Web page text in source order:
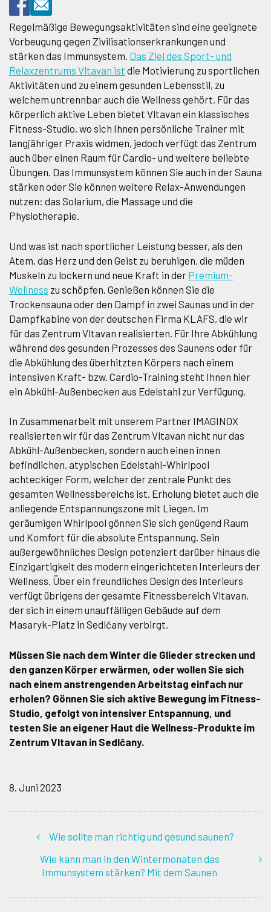
Regelmäßige Bewegungsaktivitäten sind eine geeignete
Vorbeugung gegen Zivilisationserkrankungen und
stärken das Immunsystem. Das Ziel des Sport- und
Relaxzentrums Vltavan ist die Motivierung zu sportlichen
Aktivitäten und zu einem gesunden Lebensstil, zu
welchem untrennbar auch die Wellness gehört. Für das
körperlich aktive Leben bietet Vltavan ein klassisches
Fitness-Studio, wo sich Ihnen persönliche Trainer mit
langjähriger Praxis widmen, jedoch verfügt das Zentrum
auch über einen Raum für Cardio- und weitere beliebte
Übungen. Das Immunsystem können Sie auch in der Sauna
stärken oder Sie können weitere Relax-Anwendungen
nutzen: das Solarium, die Massage und die
Physiotherapie.
Und was ist nach sportlicher Leistung besser, als den
Atem, das Herz und den Geist zu beruhigen, die müden
Muskeln zu lockern und neue Kraft in der Premium-
Wellness zu schöpfen. Genießen können Sie die
Trockensauna oder den Dampf in zwei Saunas und in der
Dampfkabine von der deutschen Firma KLAFS, die wir
für das Zentrum Vltavan realisierten. Für Ihre Abkühlung
während des gesunden Prozesses des Saunens oder für
die Abkühlung des überhitzten Körpers nach einem
intensiven Kraft- bzw. Cardio-Training steht Ihnen hier
ein Abkühl-Außenbecken aus Edelstahl zur Verfügung.
In Zusammenarbeit mit unserem Partner IMAGINOX
realisierten wir für das Zentrum Vltavan nicht nur das
Abkühl-Außenbecken, sondern auch einen innen
befindlichen, atypischen Edelstahl-Whirlpool
achteckiger Form, welcher der zentrale Punkt des
gesamten Wellnessbereichs ist. Erholung bietet auch die
anliegende Entspannungszone mit Liegen. Im
geräumigen Whirlpool gönnen Sie sich genügend Raum
und Komfort für die absolute Entspannung. Sein
außergewöhnliches Design potenziert darüber hinaus die
Einzigartigkeit des modern eingerichteten Interieurs der
Wellness. Über ein freundliches Design des Interieurs
verfügt übrigens der gesamte Fitnessbereich Vltavan,
der sich in einem unauffälligen Gebäude auf dem
Masaryk-Platz in Sedlčany verbirgt.
Müssen Sie nach dem Winter die Glieder strecken und
den ganzen Körper erwärmen, oder wollen Sie sich
nach einem anstrengenden Arbeitstag einfach nur
erholen? Gönnen Sie sich aktive Bewegung im Fitness-
Studio, gefolgt von intensiver Entspannung, und
testen Sie an eigener Haut die Wellness-Produkte im
Zentrum Vltavan in Sedlčany.
8. Juni 2023
Wie sollte man richtig und gesund saunen?
Wie kann man in den Wintermonaten das
Immunsystem stärken? Mit dem Saunen